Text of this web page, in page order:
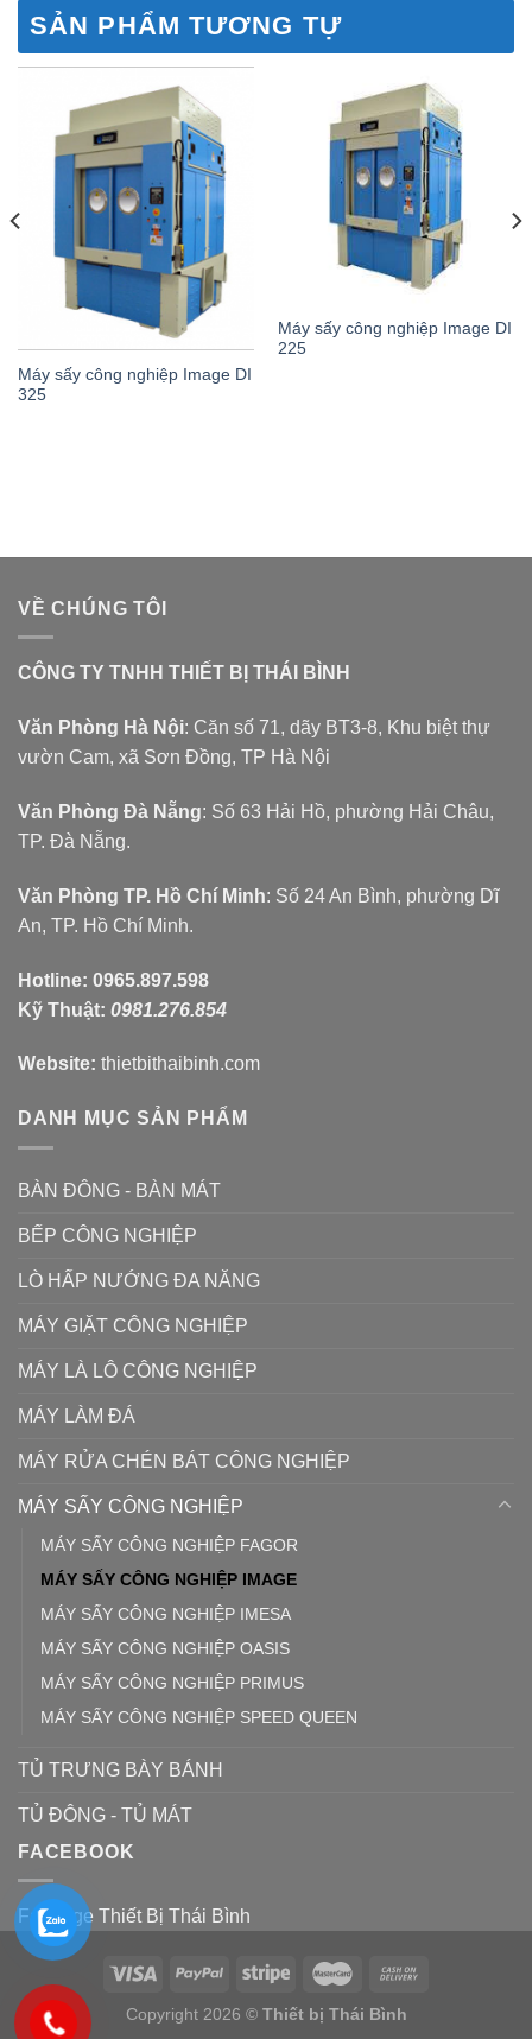
SẢN PHẨM TƯƠNG TỰ
Máy sấy công nghiệp Image DI
325
Máy sấy công nghiệp Image DI
225
VỀ CHÚNG TÔI
CÔNG TY TNHH THIẾT BỊ THÁI BÌNH
Văn Phòng Hà Nội: Căn số 71, dãy BT3-8, Khu biệt thự
vườn Cam, xã Sơn Đồng, TP Hà Nội
Văn Phòng Đà Nẵng: Số 63 Hải Hồ, phường Hải Châu,
TP. Đà Nẵng.
Văn Phòng TP. Hồ Chí Minh: Số 24 An Bình, phường Dĩ
An, TP. Hồ Chí Minh.
Hotline: 0965.897.598
Kỹ Thuật: 0981.276.854
Website: thietbithaibinh.com
DANH MỤC SẢN PHẨM
BÀN ĐÔNG - BÀN MÁT
BẾP CÔNG NGHIỆP
LÒ HẤP NƯỚNG ĐA NĂNG
MÁY GIẶT CÔNG NGHIỆP
MÁY LÀ LÔ CÔNG NGHIỆP
MÁY LÀM ĐÁ
MÁY RỬA CHÉN BÁT CÔNG NGHIỆP
MÁY SẤY CÔNG NGHIỆP
MÁY SẤY CÔNG NGHIỆP FAGOR
MÁY SẤY CÔNG NGHIỆP IMAGE
MÁY SẤY CÔNG NGHIỆP IMESA
MÁY SẤY CÔNG NGHIỆP OASIS
MÁY SẤY CÔNG NGHIỆP PRIMUS
MÁY SẤY CÔNG NGHIỆP SPEED QUEEN
TỦ TRƯNG BÀY BÁNH
TỦ ĐÔNG - TỦ MÁT
FACEBOOK
Fanpage Thiết Bị Thái Bình
Copyright 2026 © Thiết bị Thái Bình